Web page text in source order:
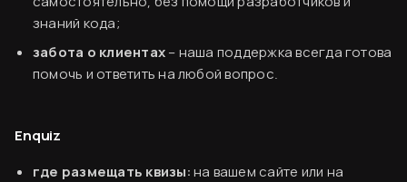
знаний кода;
забота о клиентах– наша поддержка всегда готова
помочь и ответить на любой вопрос.
Enquiz
где размещать квизы:на вашем сайте или на